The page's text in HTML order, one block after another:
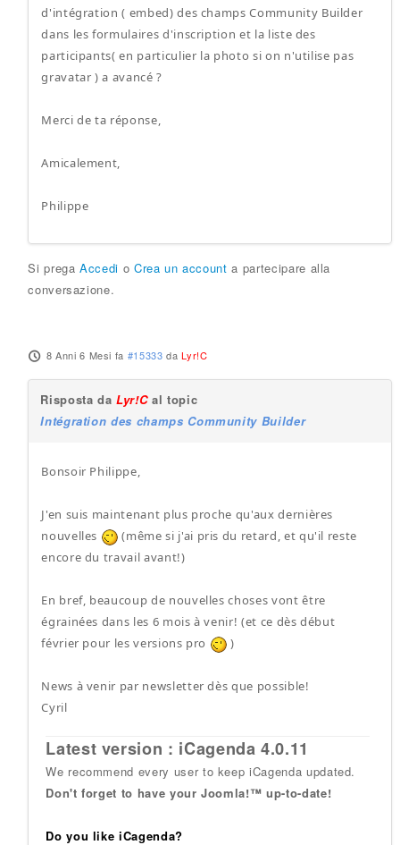
d'intégration ( embed) des champs Community Builder
dans les formulaires d'inscription et la liste des
participants( en particulier la photo si on n'utilise pas
gravatar ) a avancé ?
Merci de ta réponse,
Amicalement,
Philippe
Si pregaAccedi o Crea un account a partecipare alla
conversazione.
8 Anni 6 Mesi fa #15333 daLyr!C
Risposta daLyr!Cal topic
Intégration des champs Community Builder
Bonsoir Philippe,
J'en suis maintenant plus proche qu'aux dernières
nouvelles
(même si j'ai pris du retard, et qu'il reste
encore du travail avant!)
En bref, beaucoup de nouvelles choses vont être
égrainées dans les 6 mois à venir! (et ce dès début
février pour les versions pro
)
News à venir par newsletter dès que possible!
Cyril
Latest version : iCagenda 4.0.11
We recommend every user to keep iCagenda updated.
Don't forget to have your Joomla!™ up-to-date!
Do you like iCagenda?